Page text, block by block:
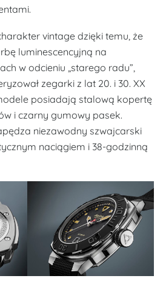
vintage dzięki temu, że
luminescencyjną na
w odcieniu „starego radu”,
zegarki z lat 20. i 30. XX
posiadają stalową kopertę
i czarny gumowy pasek.
niezawodny szwajcarski
naciągiem i 38-godzinną